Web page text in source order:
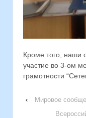
Кроме того, наши
участие во 3-ом
грамотности
‹
Мировое